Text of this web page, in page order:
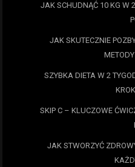
JAK SCHUDNĄĆ 10 KG W
JAK SKUTECZNIE
SZYBKA DIETA W 2
SKIP C – KLUCZOWE
JAK STWORZYĆ